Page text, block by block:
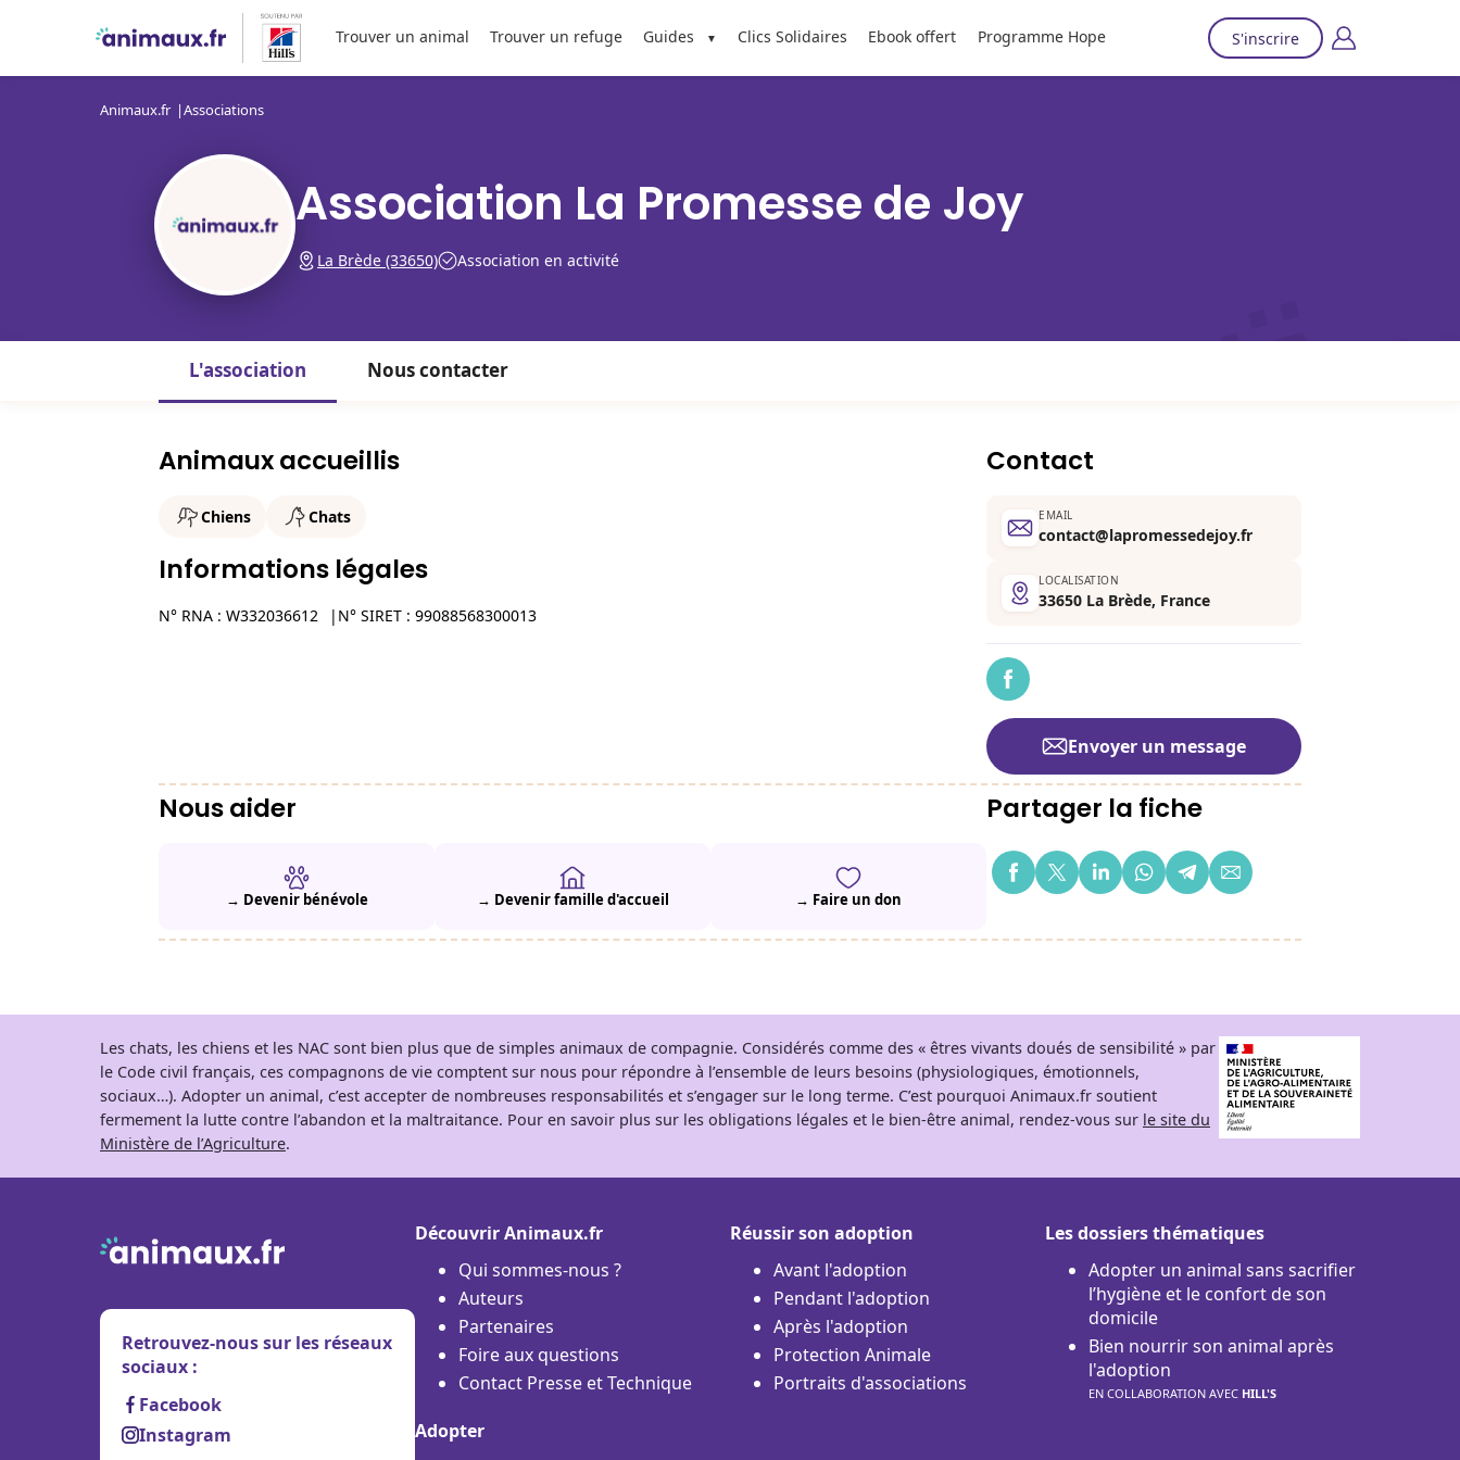
Trouver un animal Trouver un refuge Guides Clics Solidaires Ebook offert Programme Hope S'inscrire
Animaux.fr Associations
Association La Promesse de Joy
La Brède (33650) Association en activité
L'association Nous contacter
Animaux accueillis
Chiens Chats
Informations légales
N° RNA : W332036612 N° SIRET : 99088568300013
Contact
EMAIL
contact@lapromessedejoy.fr
LOCALISATION
33650 La Brède, France
Envoyer un message
Nous aider
→ Devenir bénévole → Devenir famille d'accueil → Faire un don
Partager la fiche
Les chats, les chiens et les NAC sont bien plus que de simples animaux de compagnie. Considérés comme des « êtres vivants doués de sensibilité » par
le Code civil français, ces compagnons de vie comptent sur nous pour répondre à l’ensemble de leurs besoins (physiologiques, émotionnels,
sociaux…). Adopter un animal, c’est accepter de nombreuses responsabilités et s’engager sur le long terme. C’est pourquoi Animaux.fr soutient
fermement la lutte contre l’abandon et la maltraitance. Pour en savoir plus sur les obligations légales et le bien-être animal, rendez-vous sur le site du
Ministère de l’Agriculture.
Retrouvez-nous sur les réseaux
sociaux :
Facebook
Instagram
Découvrir Animaux.fr
Qui sommes-nous ?
Auteurs
Partenaires
Foire aux questions
Contact Presse et Technique
Adopter
Réussir son adoption
Avant l'adoption
Pendant l'adoption
Après l'adoption
Protection Animale
Portraits d'associations
Les dossiers thématiques
Adopter un animal sans sacrifier
l’hygiène et le confort de son
domicile
Bien nourrir son animal après
l'adoption
EN COLLABORATION AVEC HILL'S